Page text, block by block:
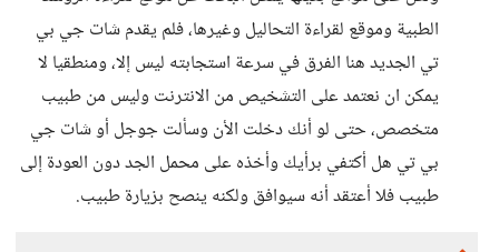
الطبية وموقع لقراءة التحاليل وغيرها، فلم يقدم شات جي بي
تي الجديد هنا الفرق في سرعة استجابته ليس إلا، ومنطقيا لا
يمكن ان نعتمد على التشخيص من الانترنت وليس من طبيب
متخصص، حتى لو أنك دخلت الأن وسألت جوجل أو شات جي
بي تي هل أكتفي برأيك وأخذه على محمل الجد دون العودة إلى
طبيب فلا أعتقد أنه سيوافق ولكنه ينصح بزيارة طبيب.